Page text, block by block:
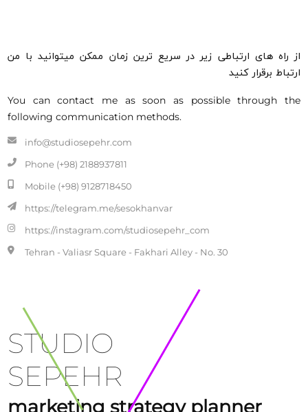
از راه های ارتباطی زیر در سریع ترین زمان ممکن میتوانید با من
ارتباط برقرار کنید
You can contact me as soon as possible through the
following communication methods.
info@studiosepehr.com
Phone (+98) 2188937811
Mobile (+98) 9128718450
https://telegram.me/sesokhanvar
https://instagram.com/studiosepehr_com
Tehran - Valiasr Square - Fakhari Alley - No. 30
STUDIO
SEPEHR
marketing strategy planner